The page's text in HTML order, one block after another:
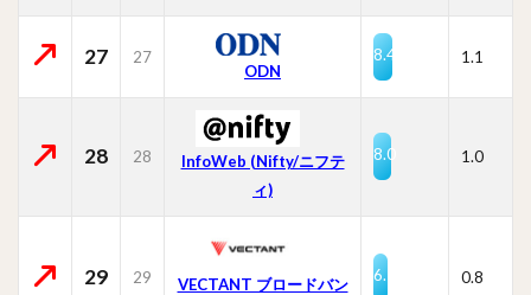
27 27
ODN
8.4 1.1
28 28
InfoWeb (Nifty/ニフテ
ィ)
8.0 1.0
29 29
VECTANT ブロードバン
6.5 0.8